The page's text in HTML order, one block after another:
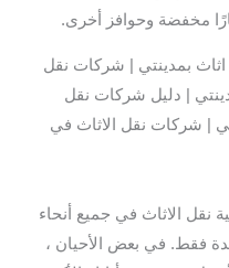
مخفضة وحوافز أخرى.
بمدينتي | شركات نقل
| دليل شركات نقل
| شركات نقل الاثاث في
نقل الاثاث في جميع أنحاء
فقط. في بعض الأحيان ،